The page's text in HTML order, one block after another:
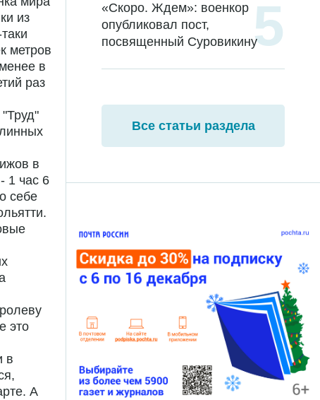
из
метров
в
раз
в
1 час 6
себе
это
в
А
«Скоро. Ждем»: военкор
опубликовал пост,
посвященный Суровикину
Все статьи раздела